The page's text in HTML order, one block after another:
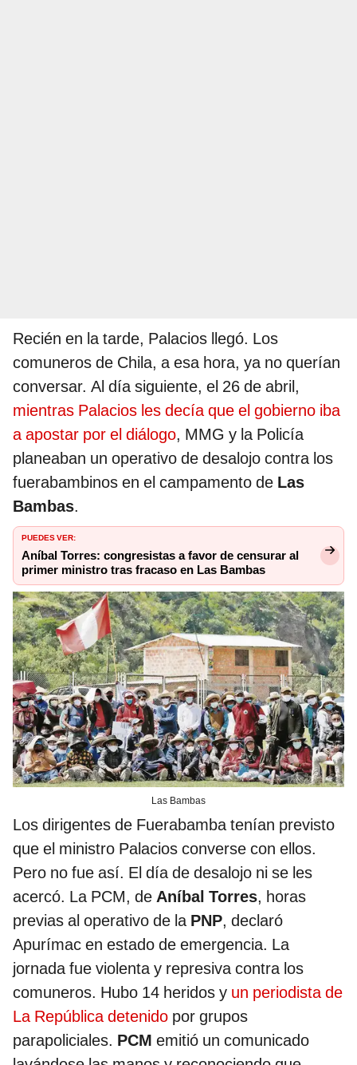
Recién en la tarde, Palacios llegó. Los
comuneros de Chila, a esa hora, ya no querían
conversar. Al día siguiente, el 26 de abril,
mientras Palacios les decía que el gobierno iba
a apostar por el diálogo, MMG y la Policía
planeaban un operativo de desalojo contra los
fuerabambinos en el campamento de Las
Bambas.
PUEDES VER:
Aníbal Torres: congresistas a favor de censurar al
primer ministro tras fracaso en Las Bambas
Las Bambas
Los dirigentes de Fuerabamba tenían previsto
que el ministro Palacios converse con ellos.
Pero no fue así. El día de desalojo ni se les
acercó. La PCM, de Aníbal Torres, horas
previas al operativo de la PNP, declaró
Apurímac en estado de emergencia. La
jornada fue violenta y represiva contra los
comuneros. Hubo 14 heridos y un periodista de
La República detenido por grupos
parapoliciales. PCM emitió un comunicado